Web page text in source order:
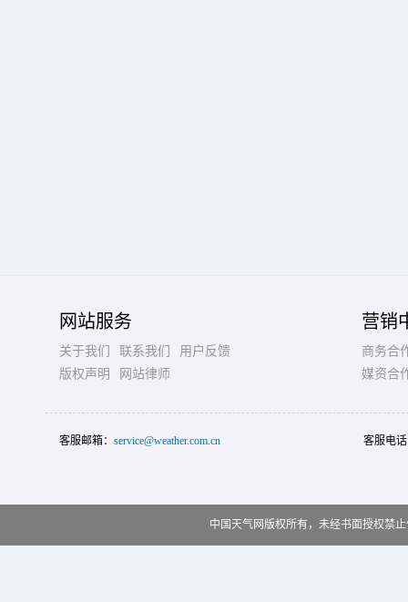
网站服务
关于我们 联系我们
用户反馈
版权声明
网站律师
营销
商务合
媒资合
客服邮箱： service@weather.com.cn 客服电
中国天气网版权所有，未经书面授权